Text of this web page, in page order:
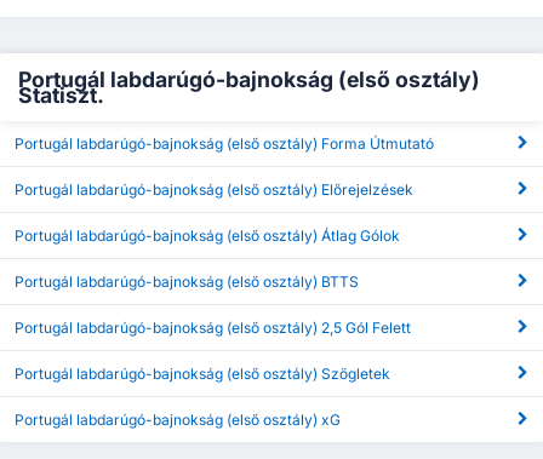
Portugál labdarúgó-bajnokság (első osztály)
Statiszt.
Portugál labdarúgó-bajnokság (első osztály) Forma Útmutató
Portugál labdarúgó-bajnokság (első osztály) Előrejelzések
Portugál labdarúgó-bajnokság (első osztály) Átlag Gólok
Portugál labdarúgó-bajnokság (első osztály) BTTS
Portugál labdarúgó-bajnokság (első osztály) 2,5 Gól Felett
Portugál labdarúgó-bajnokság (első osztály) Szögletek
Portugál labdarúgó-bajnokság (első osztály) xG